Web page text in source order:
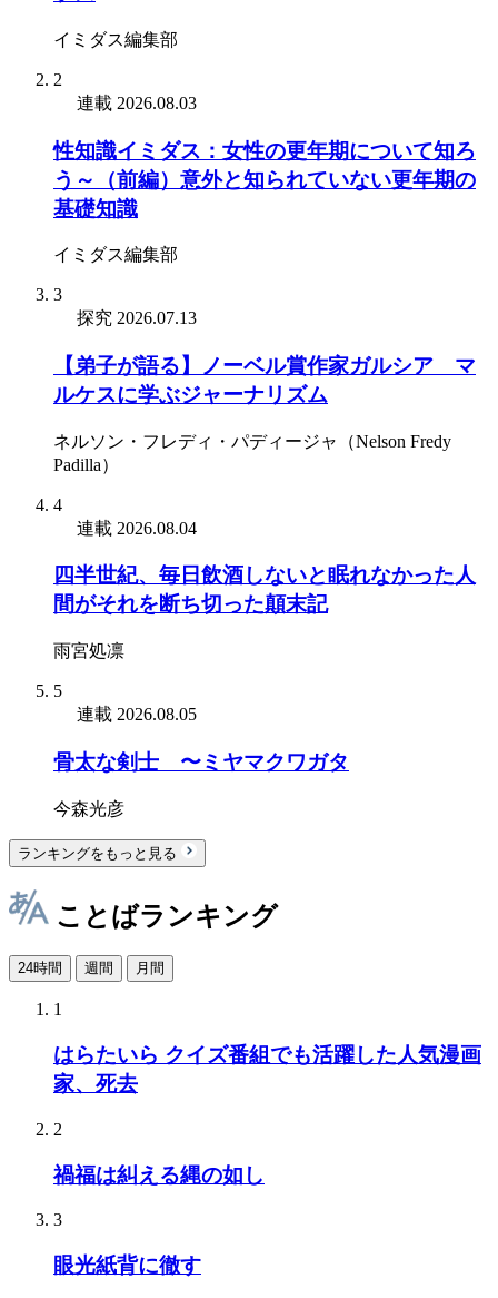
イミダス編集部
2
連載 2026.08.03
性知識イミダス：女性の更年期について知ろ
う～（前編）意外と知られていない更年期の
基礎知識
イミダス編集部
3
探究 2026.07.13
【弟子が語る】ノーベル賞作家ガルシア゠マ
ルケスに学ぶジャーナリズム
ネルソン・フレディ・パディージャ（Nelson Fredy
Padilla）
4
連載 2026.08.04
四半世紀、毎日飲酒しないと眠れなかった人
間がそれを断ち切った顛末記
雨宮処凛
5
連載 2026.08.05
骨太な剣士 〜ミヤマクワガタ
今森光彦
ランキングをもっと見る
ことばランキング
24時間 週間 月間
1
はらたいら クイズ番組でも活躍した人気漫画
家、死去
2
禍福は糾える縄の如し
3
眼光紙背に徹す